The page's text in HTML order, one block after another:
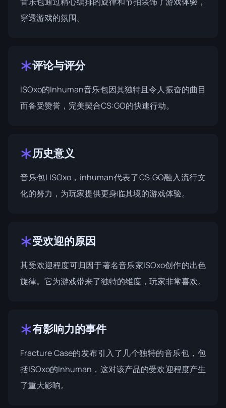
穿透游戏的氛围。
评论与评分
ISOxo的Inhuman音乐包因其独特且令人振奋的曲目
而备受赞誉，完美契合CS:GO的快速行动。
历史意义
音乐包| ISOxo，inhuman代表了CS:GO融入流行文
化的努力，为玩家提供更身临其境的游戏体验。
受欢迎的原因
其受欢迎程度可归因于著名音乐家ISOxo创作的出色
旋律。它为游戏带来了独特的维度，玩家非常喜欢。
有影响力的事件
Fracture Case的发布引入了几个独特的音乐包，包
括ISOxo的Inhuman，这对该产品的受欢迎程度产生
了重大影响。